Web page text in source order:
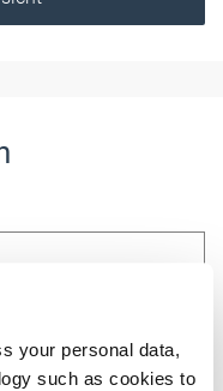
your personal data,
such as cookies to